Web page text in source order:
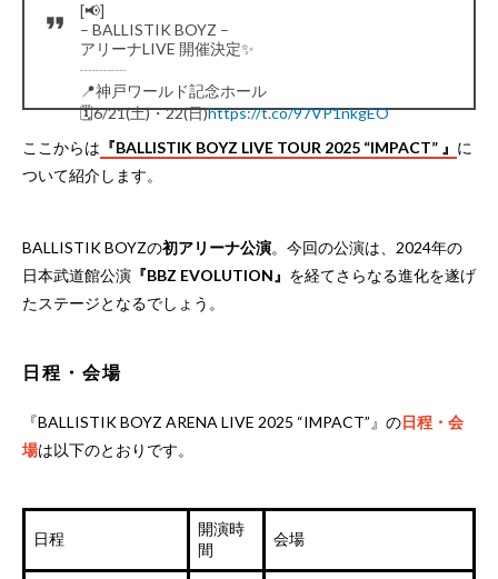
[📢]
– BALLISTIK BOYZ –
アリーナLIVE 開催決定✨
┈┈┈
📍神戸ワールド記念ホール
🗓️6/21(土)・22(日)https://t.co/97VP1nkgEO
┈┈┈
詳細は随時解禁していきますので
SNS等をチェックしてください！
ここからは 『BALLISTIK BOYZ LIVE TOUR 2025 “IMPACT” 』 に
ついて紹介します。
BALLISTIK BOYZの初アリーナ公演。今回の公演は、2024年の
日本武道館公演 『BBZ EVOLUTION』 を経てさらなる進化を遂げ
たステージとなるでしょう。
日程・会場
『BALLISTIK BOYZ ARENA LIVE 2025 “IMPACT”』の日程・会
場は以下のとおりです。
日程
開演時
間
会場